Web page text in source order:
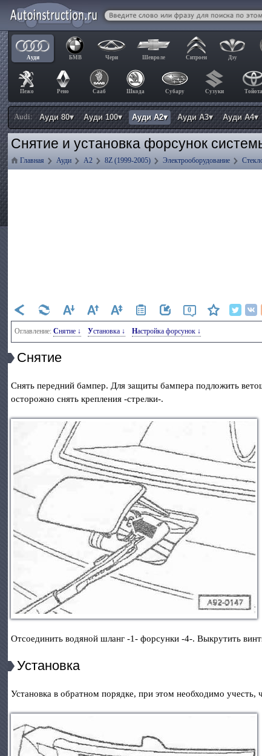
Ауди БМВ Чери Шевроле Ситроен Дэу
Пежо Рено Сааб Шкода Субару Сузуки Тойота
Audi: Ауди 80▾ Ауди 100▾ Ауди А2▾ Ауди А3▾ Ауди А4▾
Снятие и установка форсунок
Главная Ауди А2 8Z (1999-2005) Электрооборудование
0
Оглавление: Снятие ↓ Установка ↓ Настройка форсунок ↓
Снятие
Снять передний бампер. Для защиты бампера подложить
осторожно снять крепления -стрелки-.
Отсоединить водяной шланг -1- форсунки -4-. Выкрутить
Установка
Установка в обратном порядке, при этом необходимо